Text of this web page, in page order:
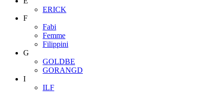
ERICK
F
Fabi
Femme
Filippini
G
GOLDBE
GORANGD
I
ILF